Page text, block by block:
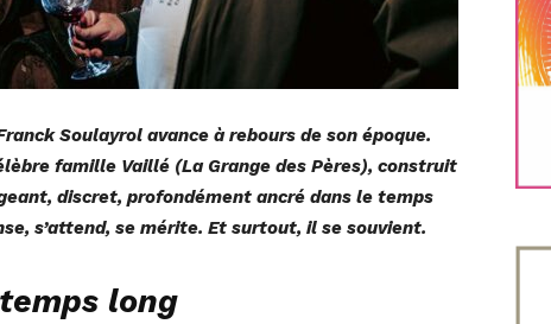
Soulayrol avance à rebours de son époque.
famille Vaillé (La Grange des Pères), construit
discret, profondément ancré dans le temps
s’attend, se mérite. Et surtout, il se souvient.
long